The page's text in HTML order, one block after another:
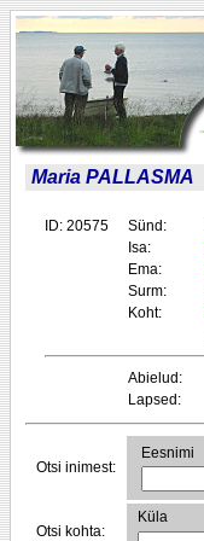
Maria PALLASMA
ID: 20575 Sünd:
Isa:
Ema:
Surm:
Koht:
Abielud:
Lapsed:
Otsi inimest:
Eesnimi
Otsi kohta:
Küla